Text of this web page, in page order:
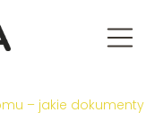
– jakie dokumenty